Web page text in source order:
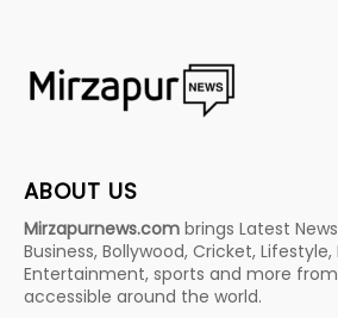
ABOUT US
Mirzapurnews.com brings Latest
Business, Bollywood, Cricket,
Entertainment, sports and more
accessible around the world.